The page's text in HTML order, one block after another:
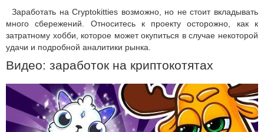
Заработать на Cryptokitties возможно, но не стоит вкладывать
много сбережений. Относитесь к проекту осторожно, как к
затратному хобби, которое может окупиться в случае некоторой
удачи и подробной аналитики рынка.
Видео: заработок на криптокотятах